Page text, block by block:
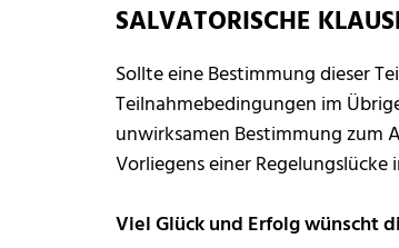
SALVATORISCHE
Sollte eine Bestimmung dieser
Teilnahmebedingungen im
unwirksamen Bestimmung zum
Vorliegens einer
Viel Glück und Erfolg wünscht